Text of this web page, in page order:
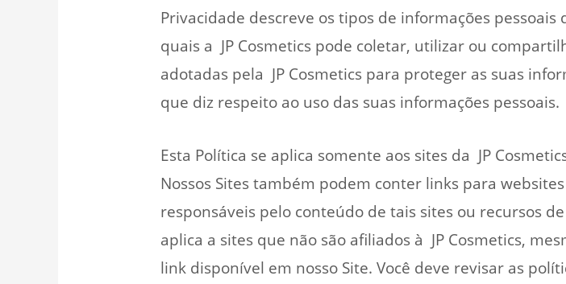
Privacidade descreve os tipos de informações
quais a JP Cosmetics pode coletar, utilizar ou
adotadas pela JP Cosmetics para proteger as suas
que diz respeito ao uso das suas informações pessoais.
Esta Política se aplica somente aos sites da JP
Nossos Sites também podem conter links para
responsáveis pelo conteúdo de tais sites ou recursos
aplica a sites que não são afiliados à JP Cosmetics,
link disponível em nosso Site. Você deve revisar as